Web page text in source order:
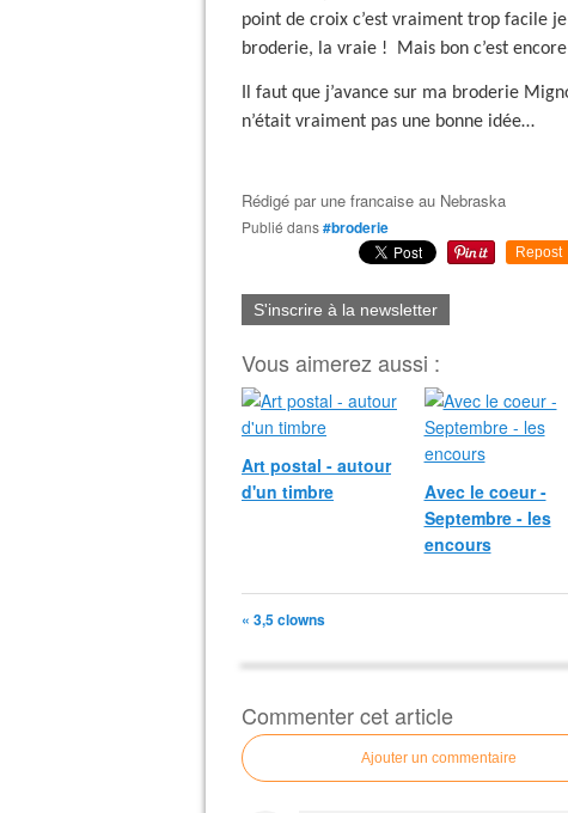
point de croix c’est vraiment trop facile
broderie, la vraie !
Mais bon c’est
Il faut que j’avance sur ma broderie
n’était vraiment pas une bonne idée…
Rédigé parune francaise au Nebraska
Publié dans#broderie
Repost
S'inscrire à la newsletter
Vous aimerez aussi :
Art postal - autour
d'un timbre
Avec le coeur -
Septembre - les
encours
« 3,5 clowns
Commenter cet article
Ajouter un commentaire